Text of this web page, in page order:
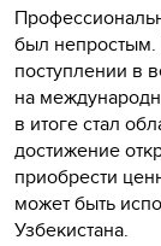
был непростым.
поступлении в
на
в итоге стал
достижение
приобрести
может быть
Узбекистана.